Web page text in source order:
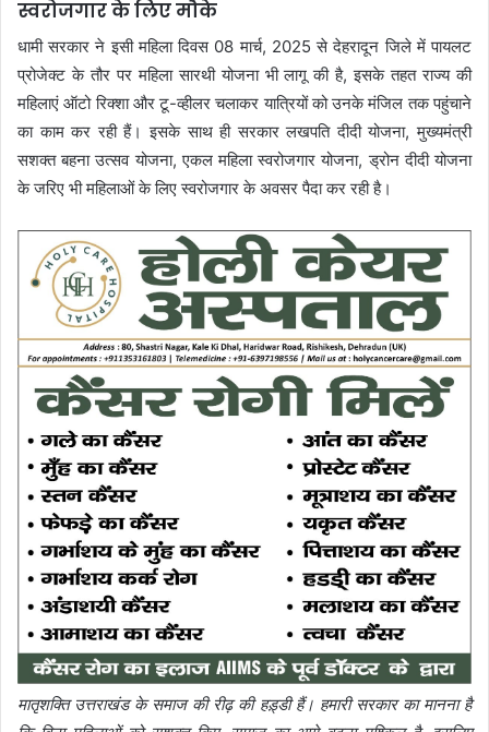
स्वरोजगार के लिए मौके
धामी सरकार ने इसी महिला दिवस 08 मार्च, 2025 से देहरादून जिले में पायलट
प्रोजेक्ट के तौर पर महिला सारथी योजना भी लागू की है, इसके तहत राज्य की
महिलाएं ऑटो रिक्शा और टू-व्हीलर चलाकर यात्रियों को उनके मंजिल तक पहुंचाने
का काम कर रही हैं। इसके साथ ही सरकार लखपति दीदी योजना, मुख्यमंत्री
सशक्त बहना उत्सव योजना, एकल महिला स्वरोजगार योजना, ड्रोन दीदी योजना
के जरिए भी महिलाओं के लिए स्वरोजगार के अवसर पैदा कर रही है।
मातृशक्ति उत्तराखंड के समाज की रीढ़ की हड़्डी हैं। हमारी सरकार का मानना है